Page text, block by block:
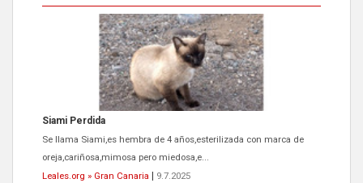
Siami Perdida
Se llama Siami,es hembra de 4 años,esterilizada con marca de
oreja,cariñosa,mimosa pero miedosa,e...
Leales.org » Gran Canaria
9.7.2025